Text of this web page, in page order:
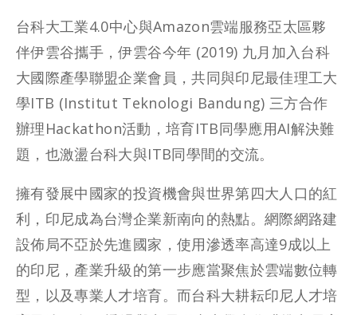
台科大工業4.0中心與Amazon雲端服務亞太區夥
伴伊雲谷攜手，伊雲谷今年 (2019) 九月加入台科
大國際產學聯盟企業會員，共同與印尼最佳理工大
學ITB (Institut Teknologi Bandung) 三方合作
辦理Hackathon活動，培育ITB同學應用AI解決難
題，也激盪台科大與ITB同學間的交流。
擁有發展中國家的投資機會與世界第四大人口的紅
利，印尼成為台灣企業新南向的熱點。網際網路建
設佈局不亞於先進國家，使用滲透率高達9成以上
的印尼，產業升級的第一步應當聚焦於雲端數位轉
型，以及專業人才培育。而台科大耕耘印尼人才培